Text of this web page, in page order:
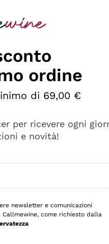
ordine
di 69,00 €
per ricevere ogni
e novità!
newsletter e comunicazioni
Callmewine, come richiesto dalla